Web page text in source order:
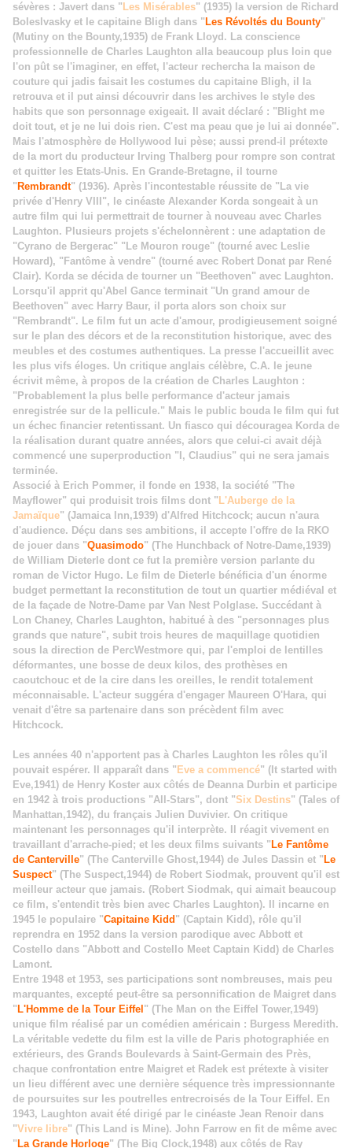
sévères : Javert dans " Les Misérables" (1935) la version de Richard
Boleslvasky et le capitaine Bligh dans " Les Révoltés du Bounty"
(Mutiny on the Bounty,1935) de Frank Lloyd. La conscience
professionnelle de Charles Laughton alla beaucoup plus loin que
l'on pût se l'imaginer, en effet, l'acteur rechercha la maison de
couture qui jadis faisait les costumes du capitaine Bligh, il la
retrouva et il put ainsi découvrir dans les archives le style des
habits que son personnage exigeait. Il avait déclaré : "Blight me
doit tout, et je ne lui dois rien. C'est ma peau que je lui ai donnée".
Mais l'atmosphère de Hollywood lui pèse; aussi prend-il prétexte
de la mort du producteur Irving Thalberg pour rompre son contrat
et quitter les Etats-Unis. En Grande-Bretagne, il tourne
" Rembrandt" (1936). Après l'incontestable réussite de "La vie
privée d'Henry VIII", le cinéaste Alexander Korda songeait à un
autre film qui lui permettrait de tourner à nouveau avec Charles
Laughton. Plusieurs projets s'échelonnèrent : une adaptation de
"Cyrano de Bergerac" "Le Mouron rouge" (tourné avec Leslie
Howard), "Fantôme à vendre" (tourné avec Robert Donat par René
Clair). Korda se décida de tourner un "Beethoven" avec Laughton.
Lorsqu'il apprit qu'Abel Gance terminait "Un grand amour de
Beethoven" avec Harry Baur, il porta alors son choix sur
"Rembrandt". Le film fut un acte d'amour, prodigieusement soigné
sur le plan des décors et de la reconstitution historique, avec des
meubles et des costumes authentiques. La presse l'accueillit avec
les plus vifs éloges. Un critique anglais célèbre, C.A. le jeune
écrivit même, à propos de la création de Charles Laughton :
"Probablement la plus belle performance d'acteur jamais
enregistrée sur de la pellicule." Mais le public bouda le film qui fut
un échec financier retentissant. Un fiasco qui découragea Korda de
la réalisation durant quatre années, alors que celui-ci avait déjà
commencé une superproduction "I, Claudius" qui ne sera jamais
terminée.
Associé à Erich Pommer, il fonde en 1938, la société "The
Mayflower" qui produisit trois films dont " L'Auberge de la
Jamaïque" (Jamaica Inn,1939) d'Alfred Hitchcock; aucun n'aura
d'audience. Déçu dans ses ambitions, il accepte l'offre de la RKO
de jouer dans "Quasimodo" (The Hunchback of Notre-Dame,1939)
de William Dieterle dont ce fut la première version parlante du
roman de Victor Hugo. Le film de Dieterle bénéficia d'un énorme
budget permettant la reconstitution de tout un quartier médiéval et
de la façade de Notre-Dame par Van Nest Polglase. Succédant à
Lon Chaney, Charles Laughton, habitué à des "personnages plus
grands que nature", subit trois heures de maquillage quotidien
sous la direction de PercWestmore qui, par l'emploi de lentilles
déformantes, une bosse de deux kilos, des prothèses en
caoutchouc et de la cire dans les oreilles, le rendit totalement
méconnaisable. L'acteur suggéra d'engager Maureen O'Hara, qui
venait d'être sa partenaire dans son précèdent film avec
Hitchcock.
Les années 40 n'apportent pas à Charles Laughton les rôles qu'il
pouvait espérer. Il apparaît dans " Eve a commencé" (It started with
Eve,1941) de Henry Koster aux côtés de Deanna Durbin et participe
en 1942 à trois productions "All-Stars", dont "Six Destins" (Tales of
Manhattan,1942), du français Julien Duvivier. On critique
maintenant les personnages qu'il interprète. Il réagit vivement en
travaillant d'arrache-pied; et les deux films suivants " Le Fantôme
de Canterville" (The Canterville Ghost,1944) de Jules Dassin et " Le
Suspect" (The Suspect,1944) de Robert Siodmak, prouvent qu'il est
meilleur acteur que jamais. (Robert Siodmak, qui aimait beaucoup
ce film, s'entendit très bien avec Charles Laughton). Il incarne en
1945 le populaire "Capitaine Kidd " (Captain Kidd), rôle qu'il
reprendra en 1952 dans la version parodique avec Abbott et
Costello dans "Abbott and Costello Meet Captain Kidd) de Charles
Lamont.
Entre 1948 et 1953, ses participations sont nombreuses, mais peu
marquantes, excepté peut-être sa personnification de Maigret dans
" L'Homme de la Tour Eiffel " (The Man on the Eiffel Tower,1949)
unique film réalisé par un comédien américain : Burgess Meredith.
La véritable vedette du film est la ville de Paris photographiée en
extérieurs, des Grands Boulevards à Saint-Germain des Près,
chaque confrontation entre Maigret et Radek est prétexte à visiter
un lieu différent avec une dernière séquence très impressionnante
de poursuites sur les poutrelles entrecroisés de la Tour Eiffel. En
1943, Laughton avait été dirigé par le cinéaste Jean Renoir dans
"Vivre libre" (This Land is Mine). John Farrow en fit de même avec
" La Grande Horloge" (The Big Clock,1948) aux côtés de Ray